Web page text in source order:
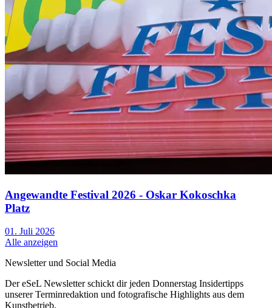
Angewandte Festival 2026 - Oskar Kokoschka
Platz
01. Juli 2026
Alle anzeigen
Newsletter und Social Media
Der eSeL Newsletter schickt dir jeden Donnerstag Insidertipps
unserer Terminredaktion und fotografische Highlights aus dem
Kunstbetrieb.